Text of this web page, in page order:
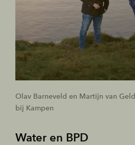
Olav Barneveld en Martijn van
bij Kampen
Water en BPD